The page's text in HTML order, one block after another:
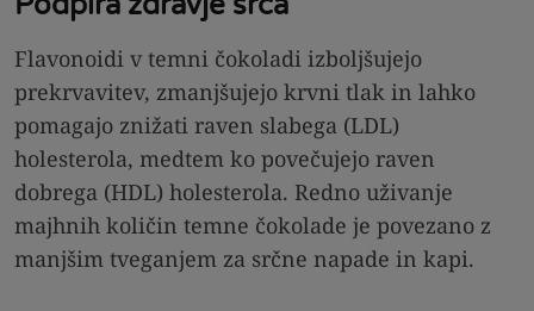
Flavonoidi v temni čokoladi izboljšujejo
prekrvavitev, zmanjšujejo krvni tlak in lahko
pomagajo znižati raven slabega (LDL)
holesterola, medtem ko povečujejo raven
dobrega (HDL) holesterola. Redno uživanje
majhnih količin temne čokolade je povezano z
manjšim tveganjem za srčne napade in kapi.